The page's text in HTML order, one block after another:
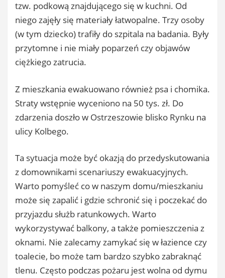
tzw. podkową znajdującego się w kuchni. Od
niego zajęły się materiały łatwopalne. Trzy osoby
(w tym dziecko) trafiły do szpitala na badania. Były
przytomne i nie miały poparzeń czy objawów
ciężkiego zatrucia.
Z mieszkania ewakuowano również psa i chomika.
Straty wstępnie wyceniono na 50 tys. zł. Do
zdarzenia doszło w Ostrzeszowie blisko Rynku na
ulicy Kolbego.
Ta sytuacja może być okazją do przedyskutowania
z domownikami scenariuszy ewakuacyjnych.
Warto pomyśleć co w naszym domu/mieszkaniu
może się zapalić i gdzie schronić się i poczekać do
przyjazdu służb ratunkowych. Warto
wykorzystywać balkony, a także pomieszczenia z
oknami. Nie zalecamy zamykać się w łazience czy
toalecie, bo może tam bardzo szybko zabraknąć
tlenu. Często podczas pożaru jest wolna od dymu